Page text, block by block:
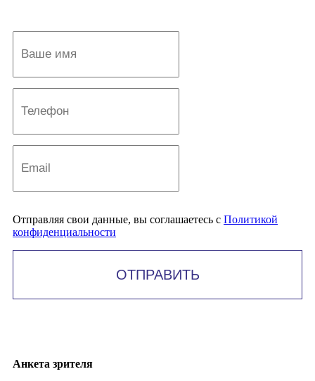
Отправляя свои данные, вы соглашаетесь с Политикой
конфиденциальности
ОТПРАВИТЬ
Анкета зрителя